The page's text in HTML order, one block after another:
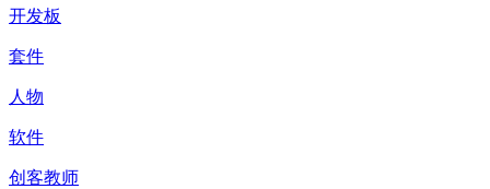
开发板
套件
人物
软件
创客教师